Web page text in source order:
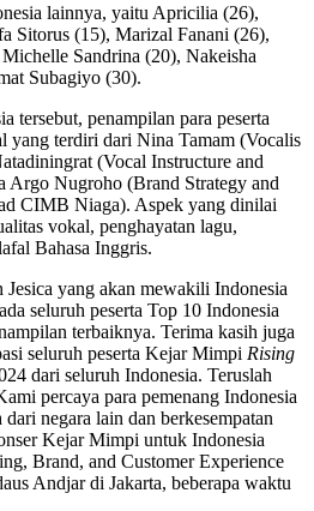
lainnya, yaitu Apricilia (26),
Sitorus (15), Marizal Fanani (26),
Sandrina (20), Nakeisha
Subagiyo (30).
tersebut, penampilan para peserta
yang terdiri dari Nina Tamam (Vocalis
(Vocal Instructure and
Argo Nugroho (Brand Strategy and
CIMB Niaga). Aspek yang dinilai
vokal, penghayatan lagu,
Bahasa Inggris.
Jesica yang akan mewakili Indonesia
seluruh peserta Top 10 Indonesia
terbaiknya. Terima kasih juga
seluruh peserta Kejar Mimpi Rising
dari seluruh Indonesia. Teruslah
percaya para pemenang Indonesia
negara lain dan berkesempatan
Kejar Mimpi untuk Indonesia
Brand, and Customer Experience
Andjar di Jakarta, beberapa waktu